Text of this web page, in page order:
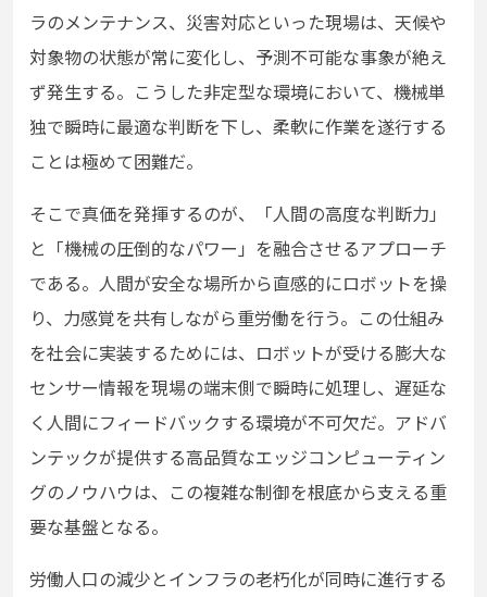
ラのメンテナンス、災害対応といった現場は、天候や
対象物の状態が常に変化し、予測不可能な事象が絶え
ず発生する。こうした非定型な環境において、機械単
独で瞬時に最適な判断を下し、柔軟に作業を遂行する
ことは極めて困難だ。
そこで真価を発揮するのが、「人間の高度な判断力」
と「機械の圧倒的なパワー」を融合させるアプローチ
である。人間が安全な場所から直感的にロボットを操
り、力感覚を共有しながら重労働を行う。この仕組み
を社会に実装するためには、ロボットが受ける膨大な
センサー情報を現場の端末側で瞬時に処理し、遅延な
く人間にフィードバックする環境が不可欠だ。アドバ
ンテックが提供する高品質なエッジコンピューティン
グのノウハウは、この複雑な制御を根底から支える重
要な基盤となる。
労働人口の減少とインフラの老朽化が同時に進行する